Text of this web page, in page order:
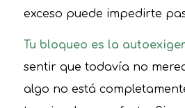
exceso puede impedirte
Tu bloqueo es la
sentir que todavía no
algo no está